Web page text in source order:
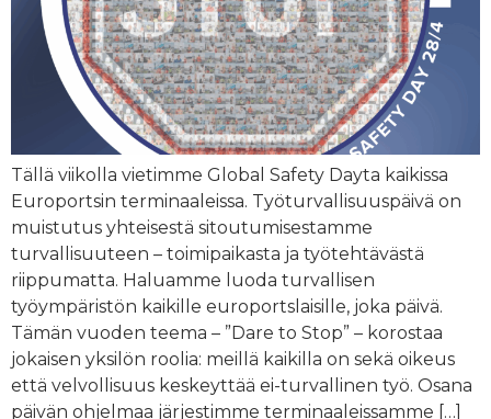
Tällä viikolla vietimme Global Safety Dayta kaikissa
Europortsin terminaaleissa. Työturvallisuuspäivä on
muistutus yhteisestä sitoutumisestamme
turvallisuuteen – toimipaikasta ja työtehtävästä
riippumatta. Haluamme luoda turvallisen
työympäristön kaikille europortslaisille, joka päivä.
Tämän vuoden teema – ”Dare to Stop” – korostaa
jokaisen yksilön roolia: meillä kaikilla on sekä oikeus
että velvollisuus keskeyttää ei-turvallinen työ. Osana
päivän ohjelmaa järjestimme terminaaleissamme […]